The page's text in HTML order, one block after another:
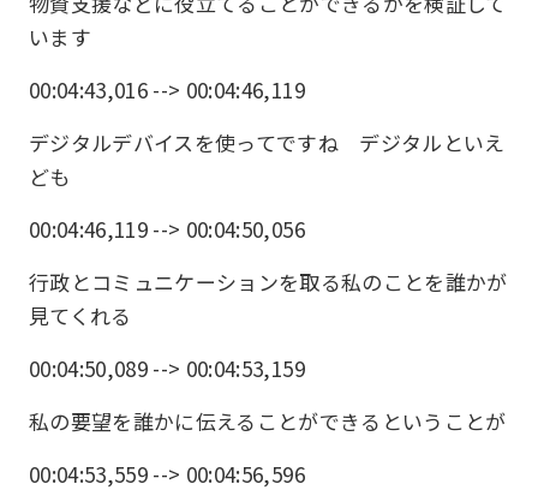
います
00:04:43,016 --> 00:04:46,119
デジタルデバイスを使ってですね デジタルといえ
ども
00:04:46,119 --> 00:04:50,056
行政とコミュニケーションを取る私のことを誰かが
見てくれる
00:04:50,089 --> 00:04:53,159
私の要望を誰かに伝えることができるということが
00:04:53,559 --> 00:04:56,596